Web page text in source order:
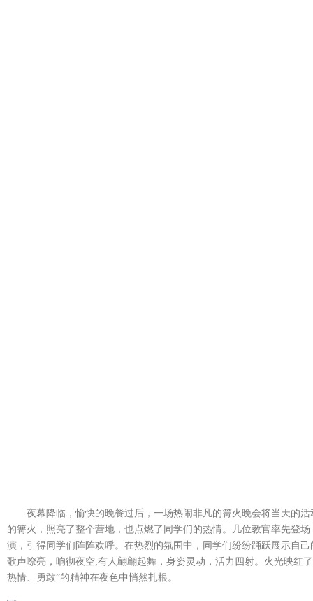
夜幕降临，愉快的晚餐过后，一场热闹非凡的篝火晚会将当天的活
的篝火，照亮了整个营地，也点燃了同学们的热情。几位教官率先登
演，引得同学们阵阵欢呼。在热烈的氛围中，同学们纷纷踊跃展示自
歌声嘹亮，响彻夜空;有人翩翩起舞，身姿灵动，活力四射。火光映红
热情、勇敢”的精神在夜色中悄然扎根。